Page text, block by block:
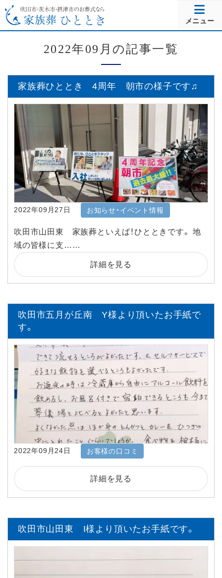
メニュー
2022年09月の記事一覧
家族葬ひととき 4周年 朝市の様子です♫
2022年09月27日 お知らせ・イベント情報
吹田市山田東 家族葬といえば！ひとときです。 地
域の皆様に支……
詳細を見る
吹田市五月が丘南 Y様より頂いたお手紙で
す。
2022年09月24日 お客様の口コミ
詳細を見る
吹田市山田東 I様より頂いたお手紙です。